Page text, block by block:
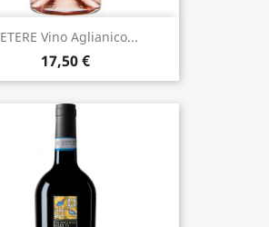
Vino Aglianico...
17,50 €